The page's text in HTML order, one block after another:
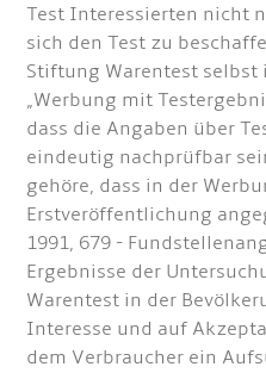
Test Interessierten nicht
sich den Test zu
Stiftung Warentest
„Werbung mit
dass die Angaben über
eindeutig nachprüfbar
gehöre, dass in der
Erstveröffentlichung
1991, 679 -
Ergebnisse der
Warentest in der
Interesse und auf
dem Verbraucher ein